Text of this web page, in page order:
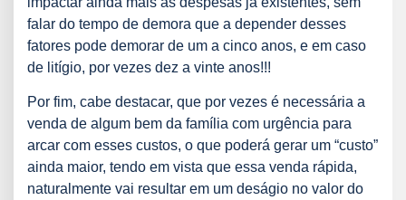
falar do tempo de demora que a depender desses
fatores pode demorar de um a cinco anos, e em caso
de litígio, por vezes dez a vinte anos!!!
Por fim, cabe destacar, que por vezes é necessária a
venda de algum bem da família com urgência para
arcar com esses custos, o que poderá gerar um “custo”
ainda maior, tendo em vista que essa venda rápida,
naturalmente vai resultar em um deságio no valor do